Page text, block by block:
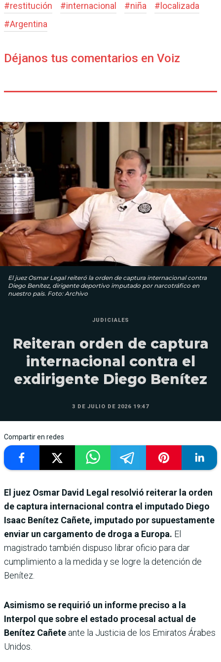
#restitución #internacional #niña # localizada
#Argentina
Déjanos tus comentarios en Voiz
El juez Osmar Legal reiteró la orden de captura internacional contra
Diego Benítez, dirigente deportivo imputado por narcotráfico en
nuestro país. Foto: Archivo
JUDICIALES
Reiteran orden de captura
internacional contra el
exdirigente Diego Benítez
3 DE JULIO DE 2026 19:47
Compartir en redes
El juez Osmar David Legal resolvió reiterar la orden
de captura internacional contra el imputado Diego
Isaac Benítez Cañete, imputado por supuestamente
enviar un cargamento de droga a Europa. El
magistrado también dispuso librar oficio para dar
cumplimiento a la medida y se logre la detención de
Benítez.
Asimismo se requirió un informe preciso a la
Interpol que sobre el estado procesal actual de
Benítez Cañete ante la Justicia de los Emiratos Árabes
Unidos.